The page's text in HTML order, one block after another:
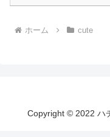
ホーム cute
Copyright © 2022 ハ